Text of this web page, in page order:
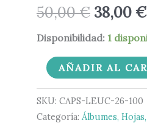
50,00€ 38,00€
Disponibilidad: 1
AÑADIR AL
SKU: CAPS-LEUC-26-100
Categoría: Álbumes,